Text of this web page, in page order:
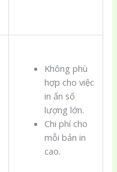
Không phù
hợp cho việc
in ấn số
lượng lớn.
Chi phí cho
mỗi bản in
cao.